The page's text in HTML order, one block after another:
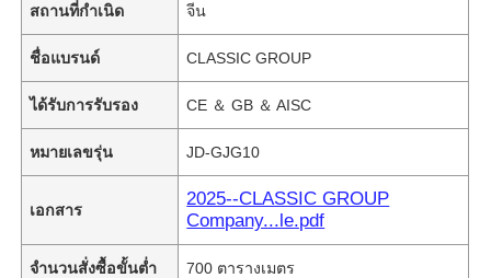
สถานที่กำเนิด จีน
ชื่อแบรนด์ CLASSIC GROUP
ได้รับการรับรอง CE ＆ GB ＆ AISC
หมายเลขรุ่น JD-GJG10
เอกสาร
2025--CLASSIC GROUP
Company...le.pdf
จำนวนสั่งซื้อขั้นต่ำ 700 ตารางเมตร